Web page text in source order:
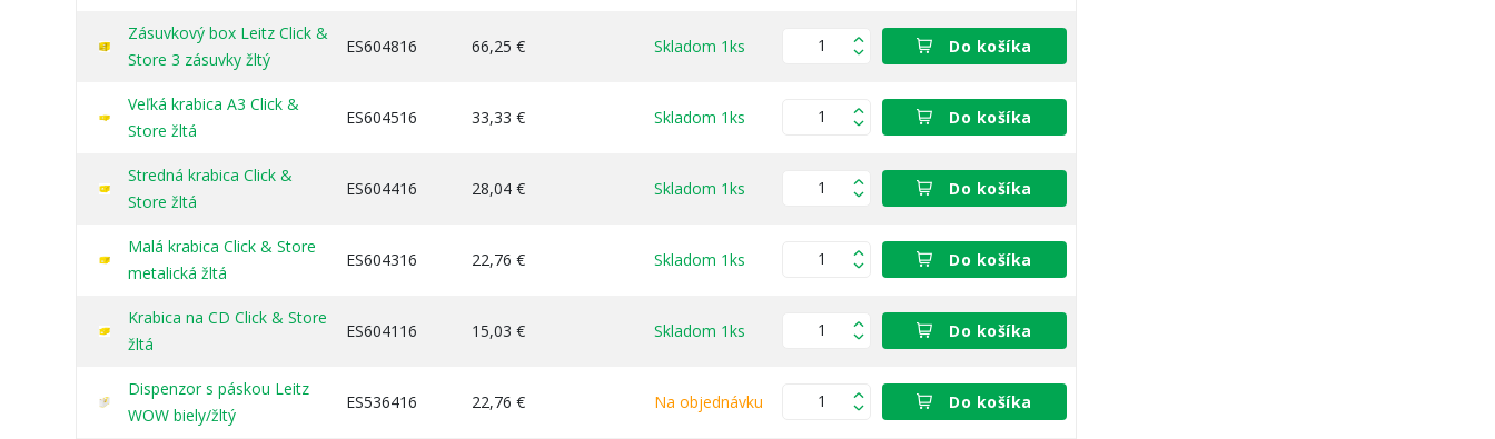
Zásuvkový box Leitz Click &
Store 3 zásuvky žltý
ES604816 66,25 € Skladom 1ks Do košíka
Veľká krabica A3 Click &
Store žltá
ES604516 33,33 € Skladom 1ks Do košíka
Stredná krabica Click &
Store žltá
ES604416 28,04 € Skladom 1ks Do košíka
Malá krabica Click & Store
metalická žltá
ES604316 22,76 € Skladom 1ks Do košíka
Krabica na CD Click & Store
žltá
ES604116 15,03 € Skladom 1ks Do košíka
Dispenzor s páskou Leitz
WOW biely/žltý
ES536416 22,76 € Na objednávku Do košíka